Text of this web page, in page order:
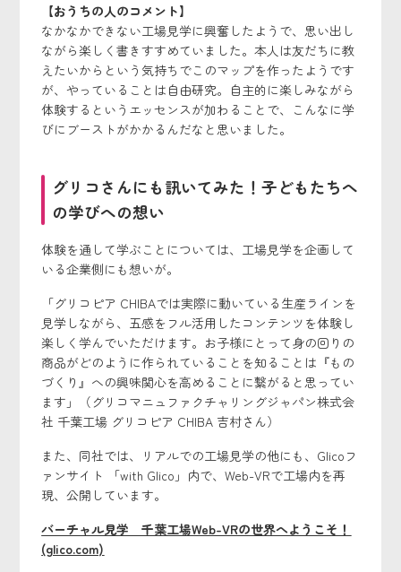
【おうちの人のコメント】
なかなかできない工場見学に興奮したようで、思い出し
ながら楽しく書きすすめていました。本人は友だちに教
えたいからという気持ちでこのマップを作ったようです
が、やっていることは自由研究。自主的に楽しみながら
体験するというエッセンスが加わることで、こんなに学
びにブーストがかかるんだなと思いました。
グリコさんにも訊いてみた！子どもたちへ
の学びへの想い
体験を通して学ぶことについては、工場見学を企画して
いる企業側にも想いが。
「グリコピア CHIBAでは実際に動いている生産ラインを
見学しながら、五感をフル活用したコンテンツを体験し
楽しく学んでいただけます。お子様にとって身の回りの
商品がどのように作られていることを知ることは『もの
づくり』への興味関心を高めることに繋がると思ってい
ます」（グリコマニュファクチャリングジャパン株式会
社 千葉工場 グリコピア CHIBA 吉村さん）
また、同社では、リアルでの工場見学の他にも、Glicoフ
ァンサイト 「with Glico」内で、Web-VRで工場内を再
現、公開しています。
バーチャル見学 千葉工場Web-VRの世界へようこそ！
(glico.com)